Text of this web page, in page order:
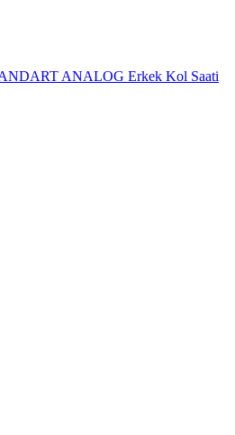
ANALOG Erkek Kol Saati